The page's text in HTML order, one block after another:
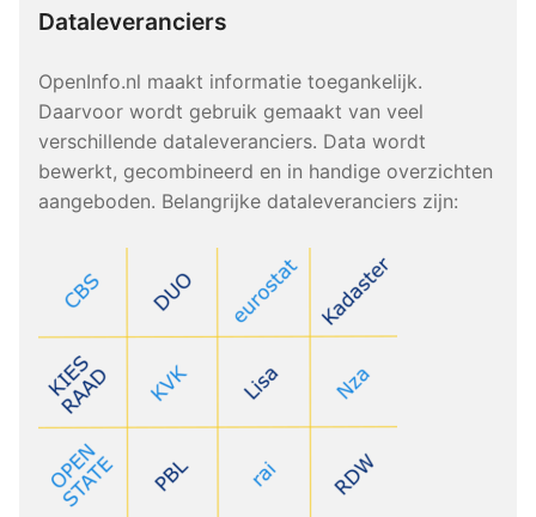
Dataleveranciers
OpenInfo.nl maakt informatie toegankelijk.
Daarvoor wordt gebruik gemaakt van veel
verschillende dataleveranciers. Data wordt
bewerkt, gecombineerd en in handige overzichten
aangeboden. Belangrijke dataleveranciers zijn: